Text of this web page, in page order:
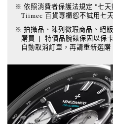
※ 依照消費者保護法規定 "七
Tiimec 百貨專櫃恕不試用七
※ 拍攝品、陳列微瑕商品、絕
購買 ❘ 特價品腕錶保固以保
自動取消訂單，再請重新選購